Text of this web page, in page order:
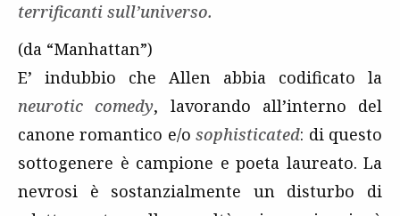
terrificanti sull’universo.
(da “Manhattan”)
E’ indubbio che Allen abbia codificato la
neurotic comedy, lavorando all’interno del
canone romantico e/osophisticated: di questo
sottogenere è campione e poeta laureato. La
nevrosi è sostanzialmente un disturbo di